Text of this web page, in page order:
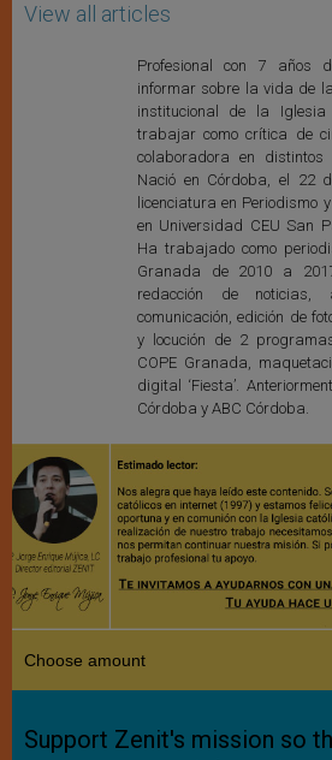
View all articles
Profesional con 7 años
informar sobre la vida de
institucional de la
trabajar como crítica de
colaboradora en distintos
Nació en Córdoba, el 22
licenciatura en Periodismo
en Universidad CEU San
Ha trabajado como
Granada de 2010 a
redacción de
comunicación, edición de
y locución de 2
COPE Granada,
digital ‘Fiesta’.
Córdoba y ABC Córdoba.